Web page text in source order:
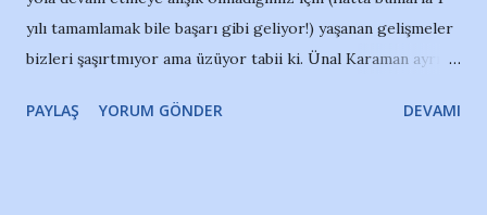
10 yılın en rahat kongresi oldu belki de; yönetim rahat bir
şekilde oluştu. Bir yandan iyi, erkenden hazırlıklar başlar.
büyük olması...
yılı tamamlamak bile başarı gibi geliyor!) yaşanan gelişmeler
bizleri şaşırtmıyor ama üzüyor tabii ki. Ünal Karaman ayrıldı;
kadroyla başarılı olmuştur; eski yönetimin tercihiydi en
PAYLAŞ YORUM GÖNDER DEVAMI